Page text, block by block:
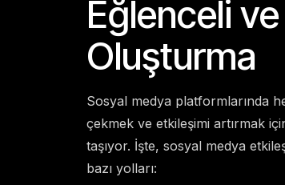
Eğlenceli
Oluşturma
Sosyal medya platformlarında
çekmek ve etkileşimi artırmak
taşıyor. İşte, sosyal medya
bazı yolları: